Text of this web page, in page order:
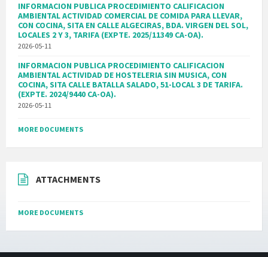
INFORMACION PUBLICA PROCEDIMIENTO CALIFICACION
AMBIENTAL ACTIVIDAD COMERCIAL DE COMIDA PARA LLEVAR,
CON COCINA, SITA EN CALLE ALGECIRAS, BDA. VIRGEN DEL SOL,
LOCALES 2 Y 3, TARIFA (EXPTE. 2025/11349 CA-OA).
2026-05-11
INFORMACION PUBLICA PROCEDIMIENTO CALIFICACION
AMBIENTAL ACTIVIDAD DE HOSTELERIA SIN MUSICA, CON
COCINA, SITA CALLE BATALLA SALADO, 51-LOCAL 3 DE TARIFA.
(EXPTE. 2024/9440 CA-OA).
2026-05-11
MORE DOCUMENTS
ATTACHMENTS
MORE DOCUMENTS